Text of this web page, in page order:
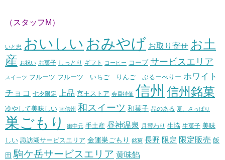
（スタッフM）
いと忠 おいしい おみやげ お取り寄せ お土
産 お祝い お菓子 しっとり ギフト コーヒー コープ サービスエリア
スイーツ フルーツ フルーツ いちご りんご ぶるーべりー ホワイト
チョコ 七夕限定 上品 京王ストア 会員特価 信州 信州銘菓
冷やして美味しい 南信州 和スイーツ 和菓子 品のある 夏、さっぱり
巣ごもり 御中元 手土産 昼神温泉 月替わり 生協 生菓子 美味
しい 諏訪湖サービスエリア 金運巣ごもり 銘菓 長野 限定 限定販売 飯
田 駒ケ岳サービスエリア 黄味餡